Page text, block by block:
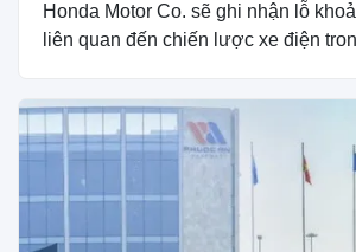
Honda Motor Co. sẽ ghi nhận lỗ
liên quan đến chiến lược xe điện